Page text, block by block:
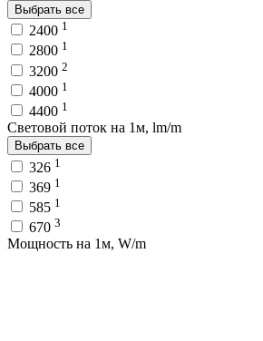
Выбрать все
2400 1
2800 1
3200 2
4000 1
4400 1
Световой поток на 1м, lm/m
Выбрать все
326 1
369 1
585 1
670 3
Мощность на 1м, W/m